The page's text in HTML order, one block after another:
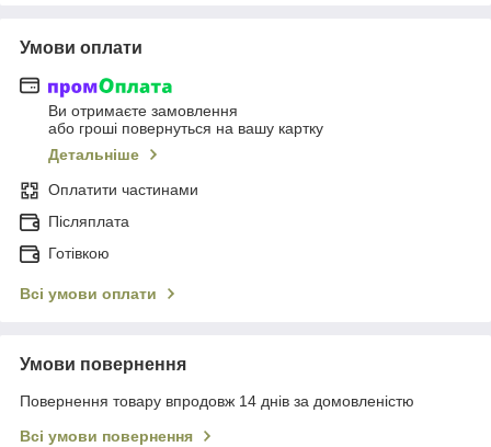
Умови оплати
Ви отримаєте замовлення
або гроші повернуться на вашу картку
Детальніше
Оплатити частинами
Післяплата
Готівкою
Всі умови оплати
Умови повернення
Повернення товару впродовж 14 днів за домовленістю
Всі умови повернення